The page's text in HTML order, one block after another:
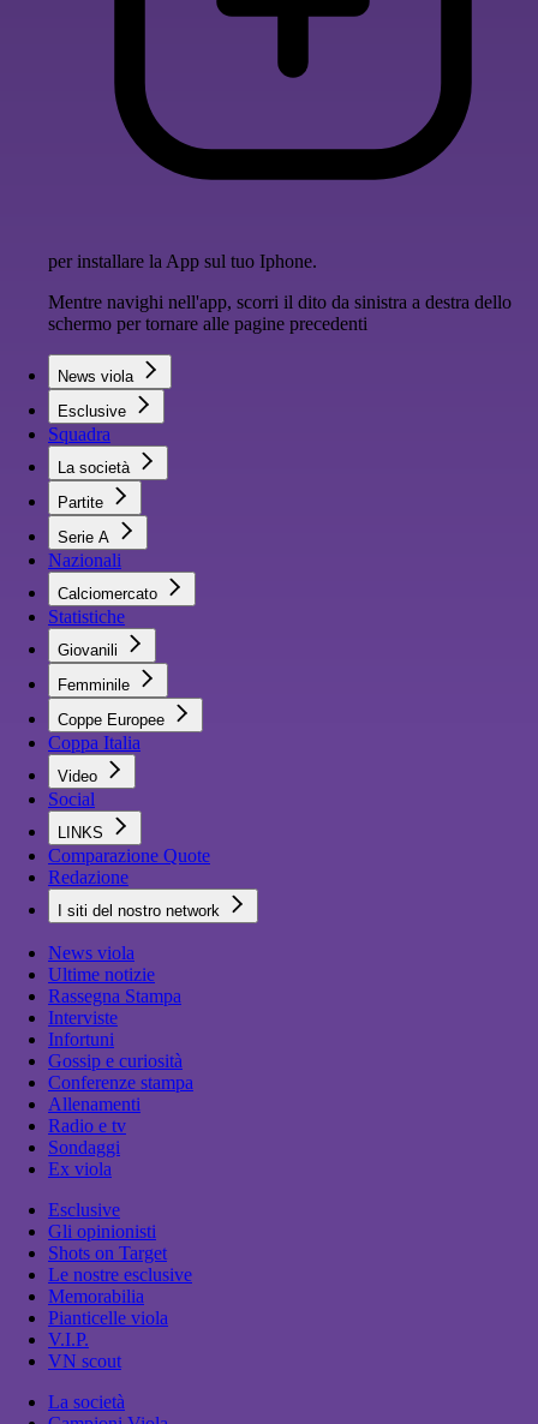
per installare la App sul tuo Iphone.
Mentre navighi nell'app, scorri il dito da sinistra a destra dello
schermo per tornare alle pagine precedenti
News viola
Esclusive
Squadra
La società
Partite
Serie A
Nazionali
Calciomercato
Statistiche
Giovanili
Femminile
Coppe Europee
Coppa Italia
Video
Social
LINKS
Comparazione Quote
Redazione
I siti del nostro network
News viola
Ultime notizie
Rassegna Stampa
Interviste
Infortuni
Gossip e curiosità
Conferenze stampa
Allenamenti
Radio e tv
Sondaggi
Ex viola
Esclusive
Gli opinionisti
Shots on Target
Le nostre esclusive
Memorabilia
Pianticelle viola
V.I.P.
VN scout
La società